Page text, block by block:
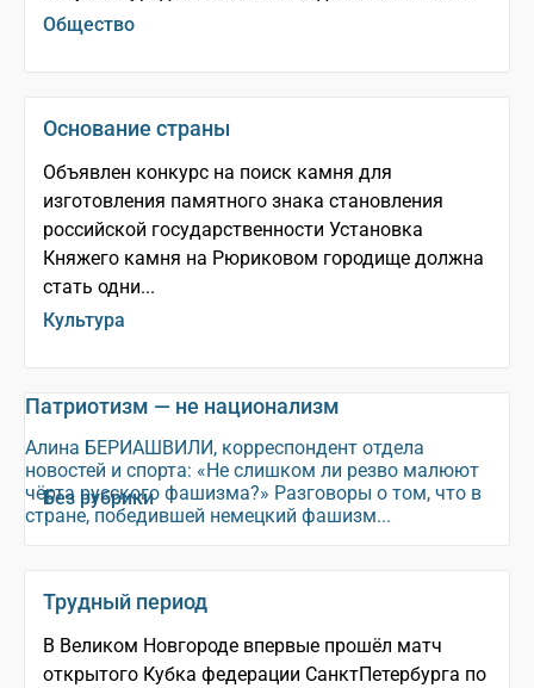
Общество
Основание страны
Объявлен конкурс на поиск камня для
изготовления памятного знака становления
российской государственности Установка
Княжего камня на Рюриковом городище должна
стать одни...
Культура
Патриотизм — не национализм
Алина БЕРИАШВИЛИ, корреспондент отдела
новостей и спорта: «Не слишком ли резво малюют
чёрта русского фашизма?» Разговоры о том, что в
стране, победившей немецкий фашизм...
Без рубрики
Трудный период
В Великом Новгороде впервые прошёл матч
открытого Кубка федерации Санкт­Петербурга по